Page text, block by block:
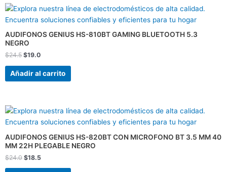
AUDIFONOS GENIUS HS-810BT GAMING BLUETOOTH 5.3
NEGRO
$24.5
El
precio
original
era:
$24.5.
$19.0
El
precio
actual
es:
$19.0.
Añadir al carrito
AUDIFONOS GENIUS HS-820BT CON MICROFONO BT 3.5 MM 40
MM 22H PLEGABLE NEGRO
$24.0
El
precio
original
$24.0.
$18.5
El
precio
actual
$18.5.